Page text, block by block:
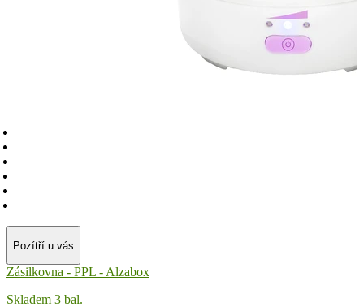
Pozítří u vás
Zásilkovna - PPL - Alzabox
Skladem 3 bal.